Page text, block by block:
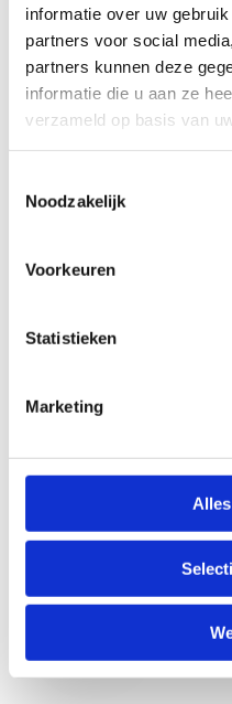
informatie over uw
partners voor social
partners kunnen deze
informatie die u aan ze
verzameld op basis van
Noodzakelijk
Voorkeuren
Statistieken
Marketing
Geef aan tot welk
KIES EEN DOMEIN
Jouw vraag
Anti-Robot Verification
Click to start
Verzend